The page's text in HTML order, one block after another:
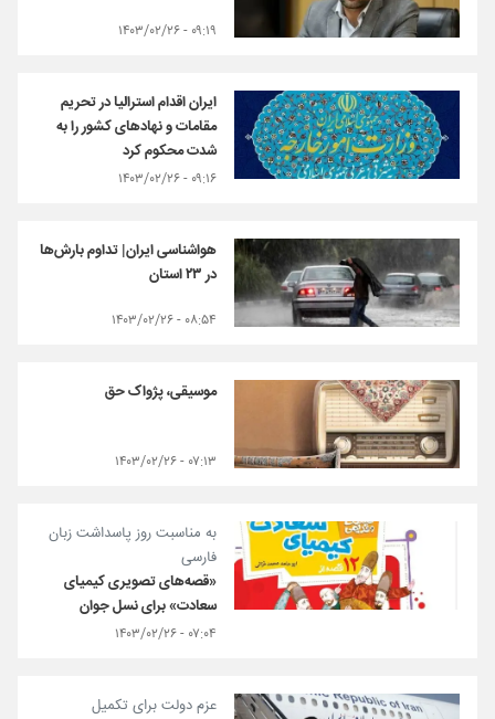
۰۹:۱۹ - ۱۴۰۳/۰۲/۲۶
ایران اقدام استرالیا در تحریم
مقامات و نهادهای کشور را به
شدت محکوم کرد
۰۹:۱۶ - ۱۴۰۳/۰۲/۲۶
هواشناسی ایران| تداوم بارش‌ها
در ۲۳ استان
۰۸:۵۴ - ۱۴۰۳/۰۲/۲۶
موسیقی، پژواک حق
۰۷:۱۳ - ۱۴۰۳/۰۲/۲۶
به مناسبت روز پاسداشت زبان
فارسی
«قصه‌های تصویری کیمیای
سعادت» برای نسل جوان
۰۷:۰۴ - ۱۴۰۳/۰۲/۲۶
عزم دولت برای تکمیل